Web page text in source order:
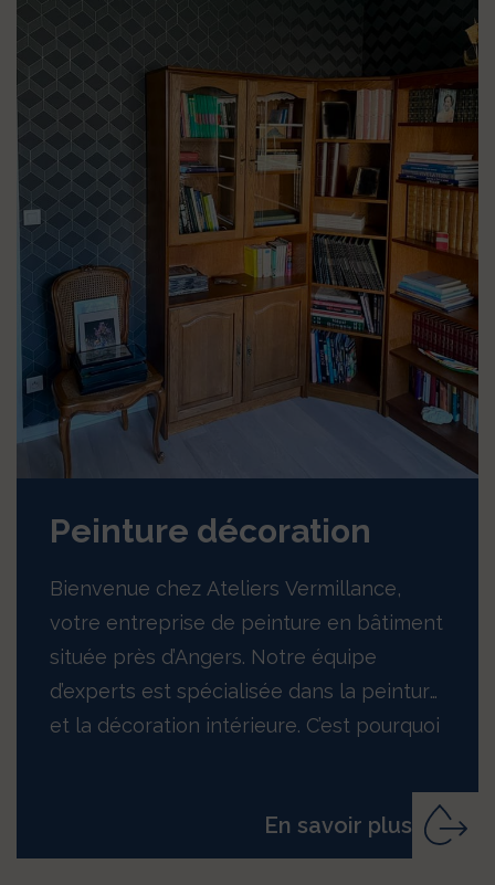
Peinture décoration
Bienvenue chez Ateliers Vermillance,
votre entreprise de peinture en bâtiment
située près d’Angers. Notre équipe
d’experts est spécialisée dans la peinture
et la décoration intérieure. C’est pourquoi
En savoir plus